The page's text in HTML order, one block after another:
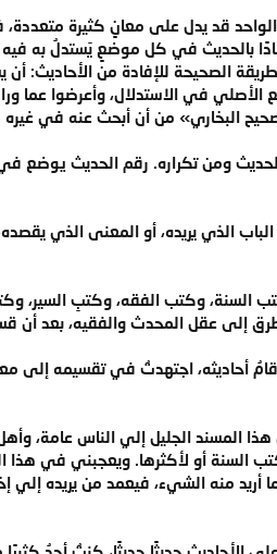
قد يدل على معانٍ كثيرة
بالحديث في كل موضعٍ يَستدلُ به
الصحيحة للإفادة من الأحاديث:
في الاستدلال، وأعرضوا عما
البخاري» من أن أبحث عنه في
ومن تكراره. رقم الحديث
الذي يريده، أو المعنى الذي
وكتب الفقه، وكتبِ السير،
إلى عقل المحدث والفقيه، بعد أن
أحاديثه، اجتهدتُ في تقسيمه إلى
المسند الجليل إلي الناس عامة،
أريد منه الشيء، فيعمد من يريده